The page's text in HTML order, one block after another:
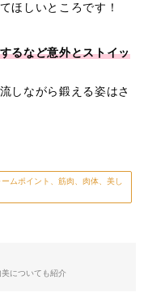
ほしいところです！
るなど意外とストイッ
しながら鍛える姿はさ
ムポイント、筋肉、肉体、美し
についても紹介